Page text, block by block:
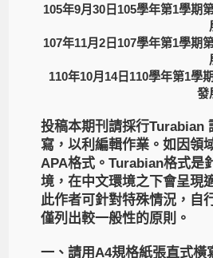
105年9月30日105學年第1學期
107年11月2日107學年第1學期
110年10月14日110學年第1學
發
投稿本期刊請採行Turabian
寫，以利編輯作業。如因領
APA格式。Turabian格式是
境，在中文環境之下會呈現
此作者可針對特殊情況，自
僅列出較一般性的原則。
一、請用A4規格紙張直式橫